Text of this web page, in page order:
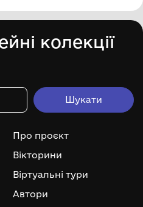
колекції
Про проєкт
Вікторини
Віртуальні тури
Автори